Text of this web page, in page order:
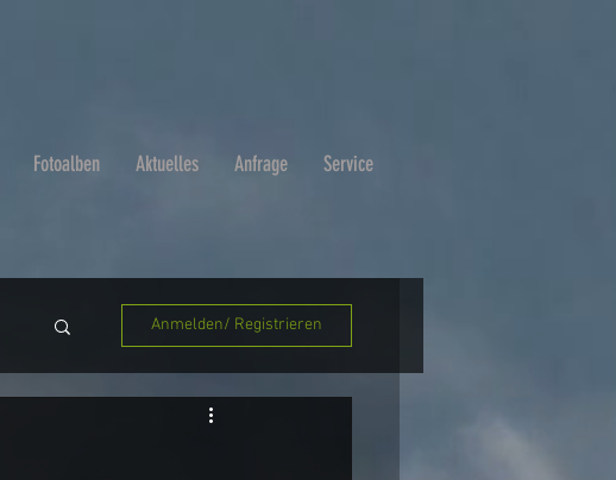
Fotoalben Aktuelles Anfrage Service
Anmelden/ Registrieren